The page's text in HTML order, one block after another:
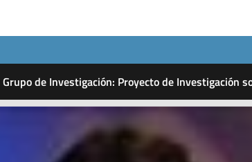
Grupo de Investigación: Proyecto de Investigación